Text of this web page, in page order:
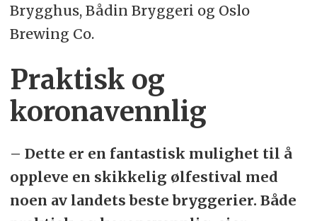
Brygghus, Bådin Bryggeri og Oslo
Brewing Co.
Praktisk og
koronavennlig
– Dette er en fantastisk mulighet til å
oppleve en skikkelig ølfestival med
noen av landets beste bryggerier. Både